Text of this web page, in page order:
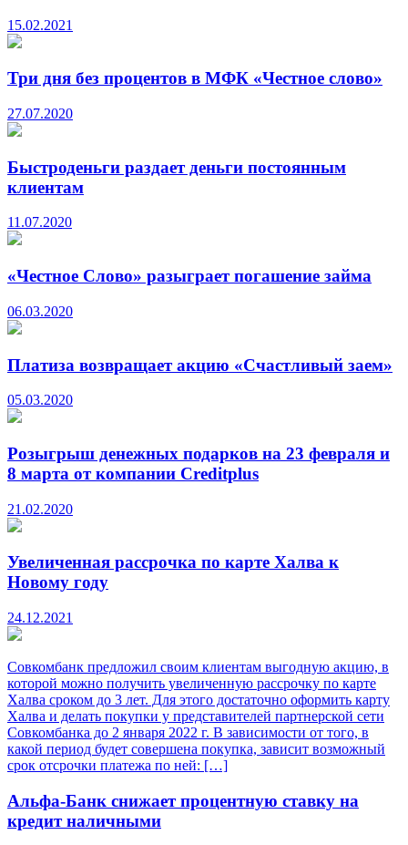
15.02.2021
Три дня без процентов в МФК «Честное слово»
27.07.2020
Быстроденьги раздает деньги постоянным
клиентам
11.07.2020
«Честное Слово» разыграет погашение займа
06.03.2020
Платиза возвращает акцию «Счастливый заем»
05.03.2020
Розыгрыш денежных подарков на 23 февраля и
8 марта от компании Creditplus
21.02.2020
Увеличенная рассрочка по карте Халва к
Новому году
24.12.2021
Совкомбанк предложил своим клиентам выгодную акцию, в
которой можно получить увеличенную рассрочку по карте
Халва сроком до 3 лет. Для этого достаточно оформить карту
Халва и делать покупки у представителей партнерской сети
Совкомбанка до 2 января 2022 г. В зависимости от того, в
какой период будет совершена покупка, зависит возможный
срок отсрочки платежа по ней: […]
Альфа-Банк снижает процентную ставку на
кредит наличными